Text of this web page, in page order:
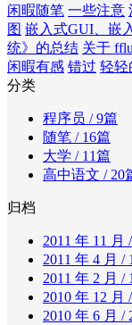
闲暇随笔 一些注意
图 嵌入式GUI、嵌
统》的总结 关于
闲暇有感 错过 轻轻
分类
程序员 / 9篇
随笔 / 16篇
大学 / 11篇
高中语文 / 20
归档
2011 年 11 月
2011 年 4 月 /
2011 年 2 月 /
2010 年 12 月
2010 年 6 月 /